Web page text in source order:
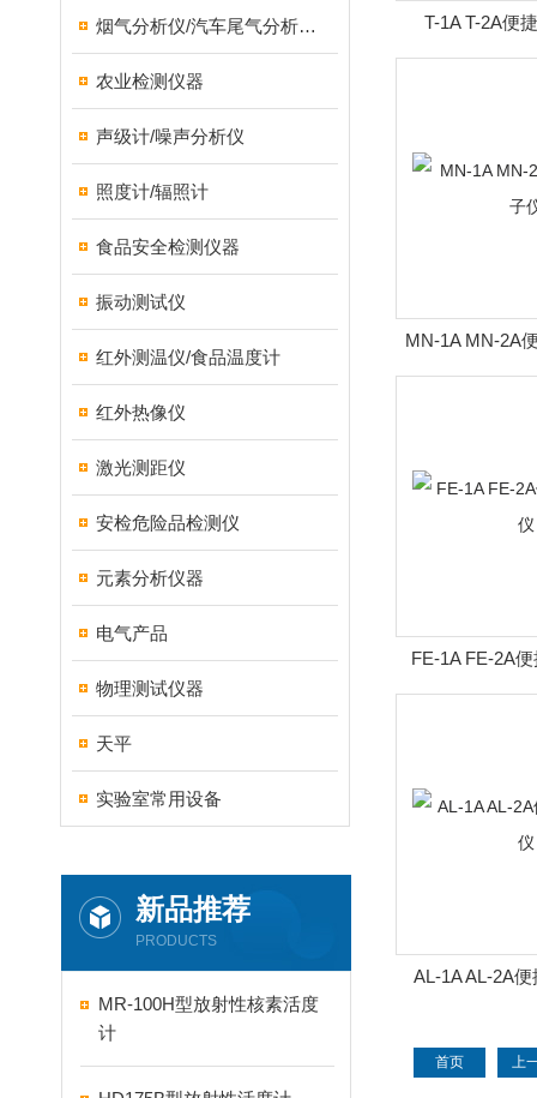
烟气分析仪/汽车尾气分析仪/转速表/汽车维修检测设备
农业检测仪器
声级计/噪声分析仪
照度计/辐照计
食品安全检测仪器
振动测试仪
红外测温仪/食品温度计
红外热像仪
激光测距仪
安检危险品检测仪
元素分析仪器
电气产品
物理测试仪器
天平
实验室常用设备
新品推荐
PRODUCTS
MR-100H型放射性核素活度
计
T-1A T-2A便
MN-1A MN-2A
FE-1A FE-2A
AL-1A AL-2A
首页 上